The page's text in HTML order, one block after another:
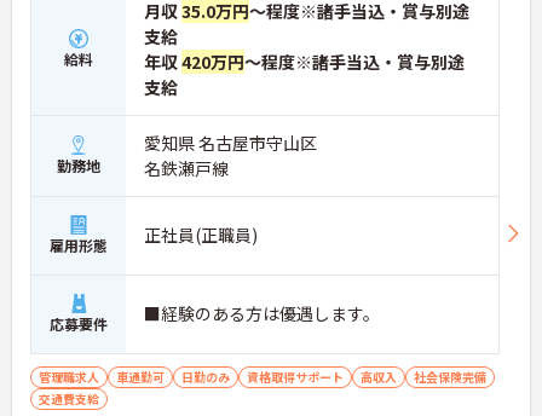
給料
月収35.0万円～程度※諸手当込・賞与別途
支給
年収420万円～程度※諸手当込・賞与別途
支給
勤務地
愛知県 名古屋市守山区
名鉄瀬戸線
雇用形態 正社員(正職員)
応募要件 ■経験のある方は優遇します。
管理職求人 車通勤可 日勤のみ 資格取得サポート 高収入
社会保険完備
交通費支給